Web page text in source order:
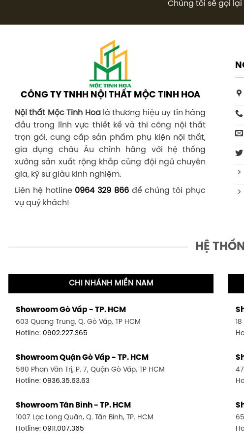
Chúng tôi sẽ gọi
CÔNG TY TNHH NỘI THẤT MỘC TINH HOA
Nội thất Mộc Tinh Hoalà thương hiệu uy tín hàng
đầu trong lĩnh vực thiết kế và thi công nội thất
trọn gói, cung cấp sản phẩm phụ kiện nội thất,
gia dụng châu Âu chính hãng với hệ thống
xưởng sản xuất rộng khắp cùng đội ngũ chuyên
gia, kỹ sư giàu kinh nghiệm.
Liên hệ hotline 0964 329 866để chúng tôi phục
vụ quý khách!
HỆ
CHI NHÁNH MIỀN NAM
Showroom Gò Vấp - TP. HCM
603 Quang Trung, Q. Gò Vấp, TP HCM
Hotline: 0902.227.365
Showroom Quận Gò Vấp - TP. HCM
580 Phan Văn Trị, P. 7, Quận Gò Vấp, TP HCM
Hotline: 0936.35.63.63
Showroom Tân Bình - TP. HCM
1007 Lạc Long Quân, Q. Tân Bình, TP. HCM
Hotline: 0911.007.365